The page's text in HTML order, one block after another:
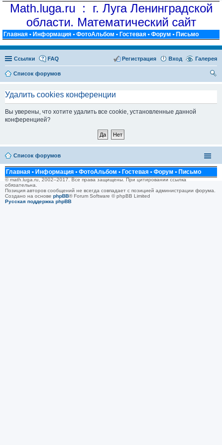
Math.luga.ru : г. Луга Ленинградской
области. Математический сайт
Главная • Информация • ФотоАльбом • Гостевая • Форум • Письмо
Ссылки Галерея
FAQ Вход
Регистрация
Список форумов
Удалить cookies конференции
Вы уверены, что хотите удалить все cookie, установленные данной
конференцией?
Список форумов
Главная • Информация • ФотоАльбом • Гостевая • Форум • Письмо
© math.luga.ru, 2002–2017. Все права защищены. При цитировании ссылка
обязательна.
Позиция авторов сообщений не всегда совпадает с позицией администрации форума.
Создано на основе phpBB® Forum Software © phpBB Limited
Русская поддержка phpBB